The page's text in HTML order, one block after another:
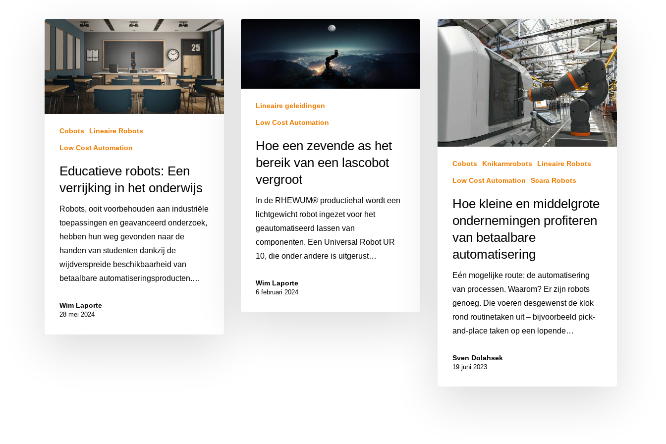
Cobots Lineaire Robots
Low Cost Automation
Educatieve robots: Een
verrijking in het onderwijs
Robots, ooit voorbehouden aan industriële
toepassingen en geavanceerd onderzoek,
hebben hun weg gevonden naar de
handen van studenten dankzij de
wijdverspreide beschikbaarheid van
betaalbare automatiseringsproducten.…
Wim Laporte
28 mei 2024
Lineaire geleidingen
Low Cost Automation
Hoe een zevende as het
bereik van een lascobot
vergroot
In de RHEWUM® productiehal wordt een
lichtgewicht robot ingezet voor het
geautomatiseerd lassen van
componenten. Een Universal Robot UR
10, die onder andere is uitgerust…
Wim Laporte
6 februari 2024
Cobots Knikarmrobots Lineaire Robots
Low Cost Automation Scara Robots
Hoe kleine en middelgrote
ondernemingen profiteren
van betaalbare
automatisering
Eén mogelijke route: de automatisering
van processen. Waarom? Er zijn robots
genoeg. Die voeren desgewenst de klok
rond routinetaken uit – bijvoorbeeld pick-
and-place taken op een lopende…
Sven Dolahsek
19 juni 2023